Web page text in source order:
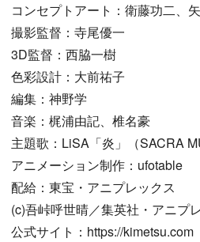
コンセプトアート：衛藤功二、
撮影監督：寺尾優一
3D監督：西脇一樹
色彩設計：大前祐子
編集：神野学
音楽：梶浦由記、椎名豪
主題歌：LiSA「炎」（SACRA
アニメーション制作：ufotable
配給：東宝・アニプレックス
(c)吾峠呼世晴／集英社・アニプ
公式サイト：https://kimetsu.com